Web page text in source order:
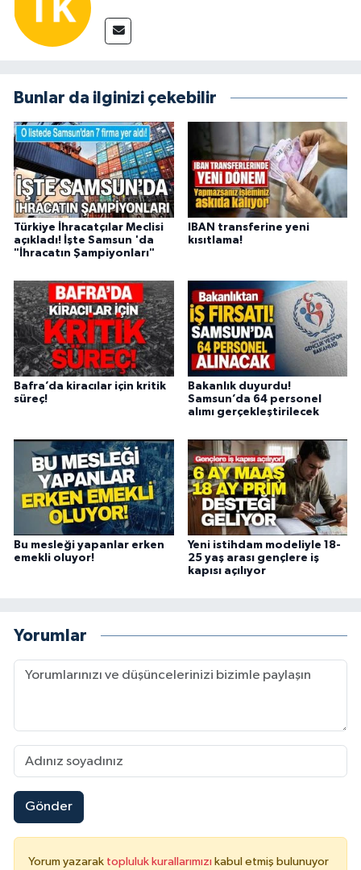
Bunlar da ilginizi çekebilir
Türkiye İhracatçılar Meclisi
açıkladı! İşte Samsun 'da
"İhracatın Şampiyonları"
IBAN transferine yeni
kısıtlama!
Bafra’da kiracılar için kritik
süreç!
Bakanlık duyurdu!
Samsun’da 64 personel
alımı gerçekleştirilecek
Bu mesleği yapanlar erken
emekli oluyor!
Yeni istihdam modeliyle 18-
25 yaş arası gençlere iş
kapısı açılıyor
Yorumlar
Gönder
Yorum yazarak topluluk kurallarımızı kabul etmiş bulunuyor